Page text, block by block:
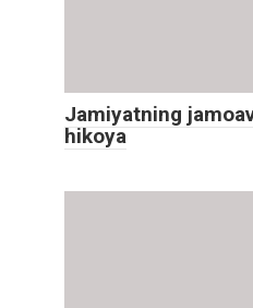
Jamiyatning
hikoya